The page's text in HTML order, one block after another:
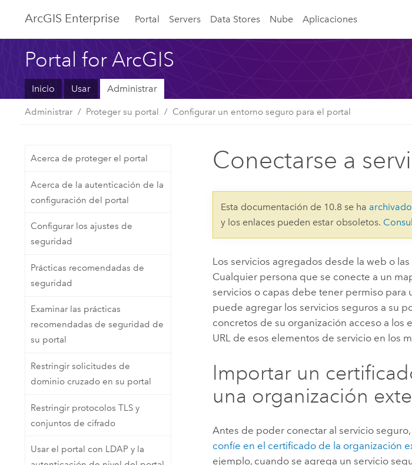
ArcGIS Enterprise Portal Servers Data Stores Nube Aplicaciones
Portal for ArcGIS
Inicio Usar Administrar
Administrar Proteger su portal Configurar un entorno seguro para el portal
Acerca de proteger el portal
Acerca de la autenticación de la
configuración del portal
Configurar los ajustes de
seguridad
Prácticas recomendadas de
seguridad
Examinar las prácticas
recomendadas de seguridad de
su portal
Restringir solicitudes de
dominio cruzado en su portal
Restringir protocolos TLS y
conjuntos de cifrado
Usar el portal con LDAP y la
Conectarse a
Esta documentación de 10.8 se ha
y los enlaces pueden estar obsoletos.
Los servicios agregados desde la web o
Cualquier persona que se conecte a un
servicios o capas debe tener permiso para
puede agregar los servicios seguros a su
concretos de su organización acceso a los
URL de esos elementos de servicio en los
Importar un
una organización
Antes de poder conectar al servicio
confíe en el certificado de la organización
ejemplo, cuando se agrega un servicio